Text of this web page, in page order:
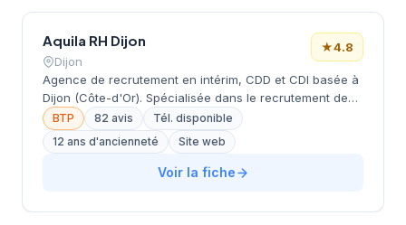
Aquila RH Dijon
Dijon
★4.8
Agence de recrutement en intérim, CDD et CDI basée à
Dijon (Côte-d'Or). Spécialisée dans le recrutement de
profils CAP à Bac dans les domaines du bâtiment &
travaux publics, transport, logistique, manutention,
industrie, maintenance et tertiaire. Note Google de 4.8/5
BTP 82 avis
Tél. disponible
12 ans d'ancienneté
Site web
Voir la fiche